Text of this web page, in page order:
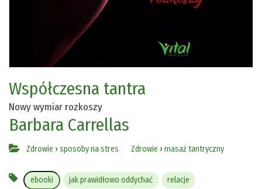
Współczesna tantra
Nowy wymiar rozkoszy
Barbara Carrellas
Zdrowie › sposoby na stres Zdrowie › masaż tantryczny
ebooki jak prawidłowo oddychać relacje